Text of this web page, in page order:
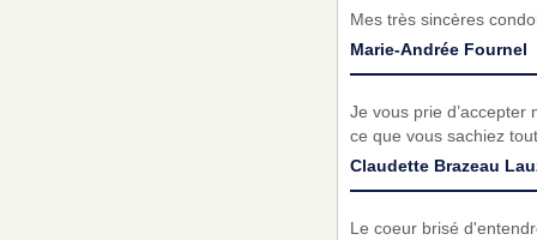
Mes très sincères
Marie-Andrée Fournel
Je vous prie
ce que vous sachiez
Claudette Brazeau
Le coeur brisé